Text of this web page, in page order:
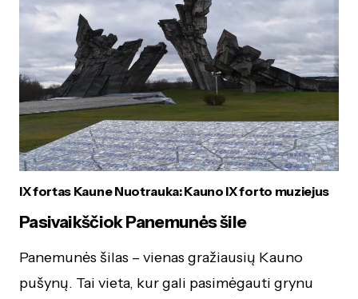
IX fortas Kaune Nuotrauka: Kauno IX forto muziejus
Pasivaikščiok Panemunės šile
Panemunės šilas – vienas gražiausių Kauno
pušynų. Tai vieta, kur gali pasimėgauti grynu